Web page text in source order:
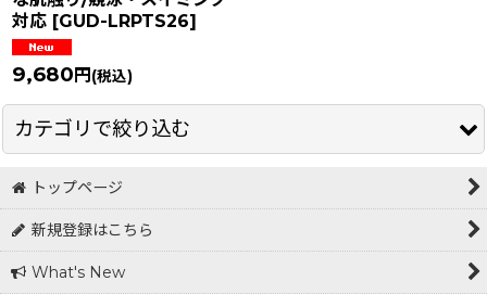
対応 [GUD-LRPTS26]
9,680 円 (税込)
カテゴリで絞り込む
スイムウェア (全商品)
メンズ水着
レディース水着
トップページ
新規登録はこちら
What's New